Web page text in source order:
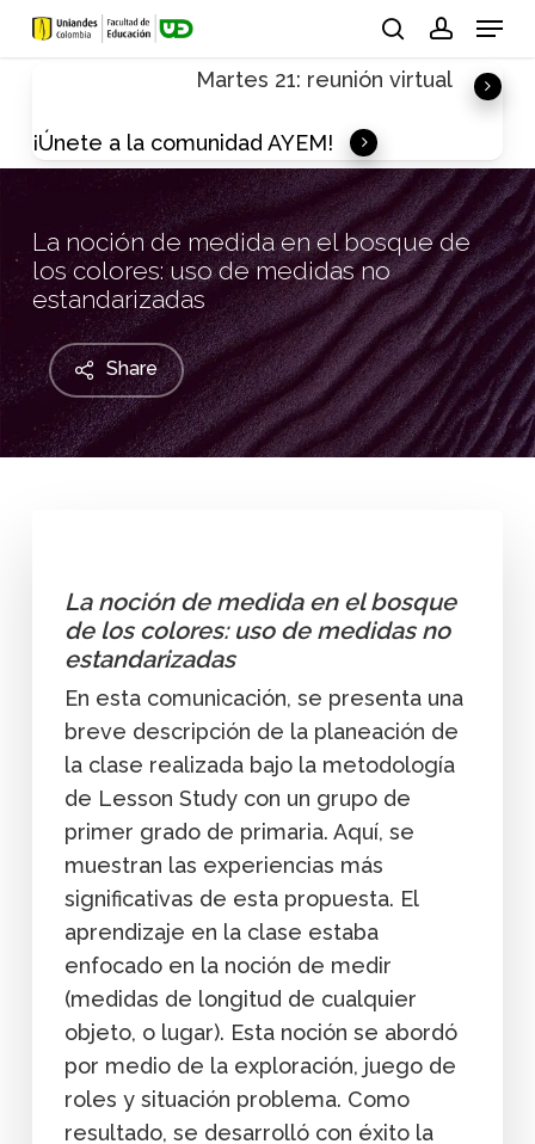
Skip
Menu
Martes 21: reunión virtual
¡Únete a la comunidad AYEM!
La noción de medida en el bosque de
los colores: uso de medidas no
estandarizadas
Share
La noción de medida en el bosque
de los colores: uso de medidas no
estandarizadas
En esta comunicación, se presenta una
breve descripción de la planeación de
la clase realizada bajo la metodología
de Lesson Study con un grupo de
primer grado de primaria. Aquí, se
muestran las experiencias más
significativas de esta propuesta. El
aprendizaje en la clase estaba
enfocado en la noción de medir
(medidas de longitud de cualquier
objeto, o lugar). Esta noción se abordó
por medio de la exploración, juego de
roles y situación problema. Como
resultado, se desarrolló con éxito la